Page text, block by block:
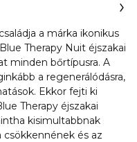
a márka ikonikus
Therapy Nuit éjszakai
minden bőrtípusra. A
a regenerálódásra,
Ekkor fejti ki
Therapy éjszakai
kisimultabbnak
és az